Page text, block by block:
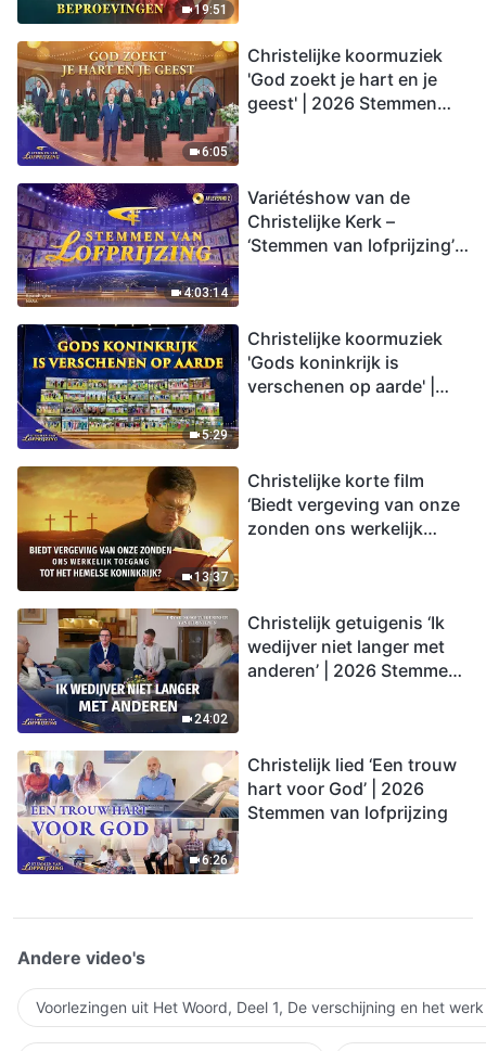
19:51
6:05
Christelijke koormuziek
'God zoekt je hart en je
geest' | 2026 Stemmen
4:03:14
Variétéshow van de
Christelijke Kerk –
‘Stemmen van lofprijzing’,
5:29
Christelijke koormuziek
'Gods koninkrijk is
verschenen op aarde' |
13:37
Christelijke korte film
‘Biedt vergeving van onze
zonden ons werkelijk
24:02
Christelijk getuigenis ‘Ik
wedijver niet langer met
anderen’ | 2026 Stemmen
6:26
Christelijk lied ‘Een trouw
hart voor God’ | 2026
Stemmen van lofprijzing
Andere video's
Voorlezingen uit Het Woord, Deel 1, De verschijning en het